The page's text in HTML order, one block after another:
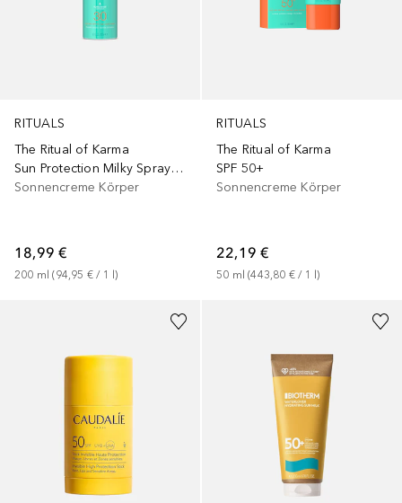
RITUALS
The Ritual of Karma
Sun Protection Milky Spray SPF 30
Sonnencreme Körper
18,99 €
200 ml (94,95 € / 1 l)
RITUALS
The Ritual of Karma
SPF 50+
Sonnencreme Körper
22,19 €
50 ml (443,80 € / 1 l)